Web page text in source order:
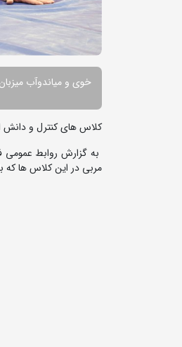
خوی و میاندوآب
کلاس های کنترل و دانش
مربی در این کلاس ها که